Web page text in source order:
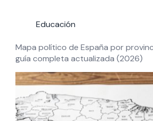
Educación
Mapa político de España por
guía completa actualizada (2026)